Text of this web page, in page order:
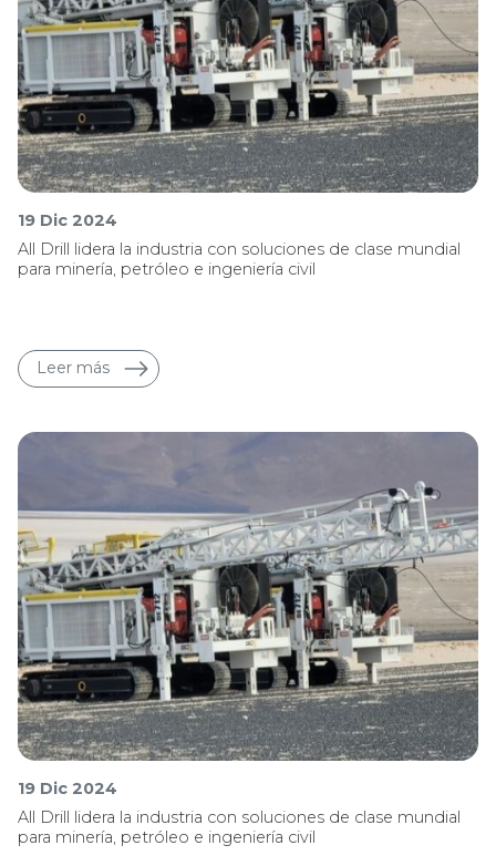
19 Dic 2024
All Drill lidera la industria con soluciones de clase mundial
para minería, petróleo e ingeniería civil
Leer más
19 Dic 2024
All Drill lidera la industria con soluciones de clase mundial
para minería, petróleo e ingeniería civil